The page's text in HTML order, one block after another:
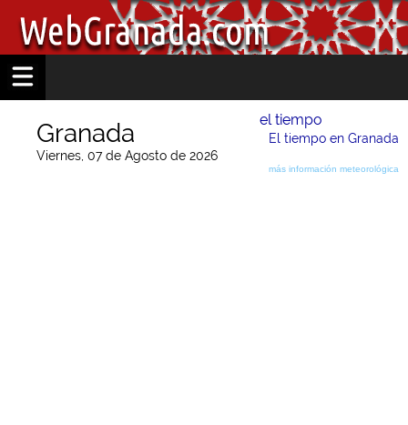
Granada
Viernes, 07 de Agosto de 2026
el tiempo
El tiempo en Granada
más información meteorológica